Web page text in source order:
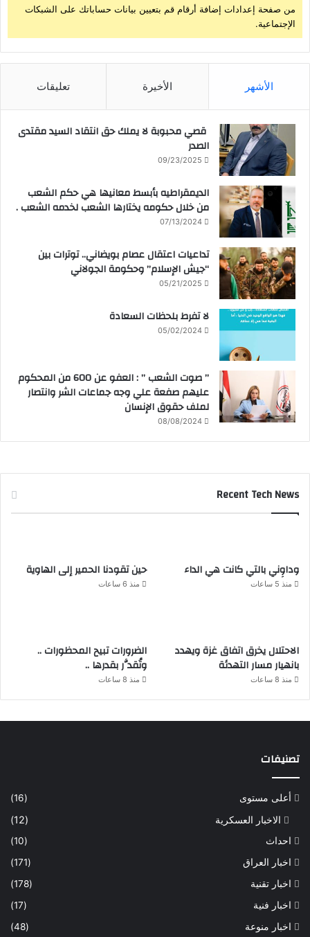
من صفحة إعدادات إضافة أرقام قم بتعيين بيانات حساباتك على الشبكات
الإجتماعية.
الأشهر الأخيرة تعليقات
قصي محبوبة لا يملك حق انتقاد السيد مقتدى
الصدر
09/23/2025
الديمقراطيه بأبسط معانيها هي حكم الشعب
من خلال حكومه يختارها الشعب لخدمه الشعب .
07/13/2024
تداعيات اعتقال عصام بويضاني.. توترات بين
“جيش الإسلام” وحكومة الجولاني
05/21/2025
لا تفرط بلحظات السعادة
05/02/2024
” صوت الشعب ” : العفو عن 600 من المحكوم
عليهم صفعة علي وجه جماعات الشر وانتصار
لملف حقوق الإنسان
08/08/2024
Recent Tech News
وداوِني بالتي كانت هي الداء
منذ 5 ساعات
حين تقودنا الحمير إلى الهاوية
منذ 6 ساعات
الاحتلال يخرق اتفاق غزة ويهدد
بانهيار مسار التهدئة
منذ 8 ساعات
الضرورات تبيح المحظورات ..
وتُقدَّر بقدرها ..
منذ 8 ساعات
تصنيفات
أعلى مستوى (16)
الاخبار العسكرية (12)
احداث
(10)
اخبار العراق
(171)
اخبار تقنية
(178)
اخبار فنية
(17)
اخبار منوعة
(48)